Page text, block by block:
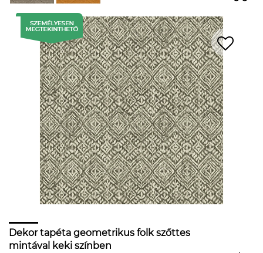
Dekor tapéta geometrikus folk szőttes
mintával keki színben